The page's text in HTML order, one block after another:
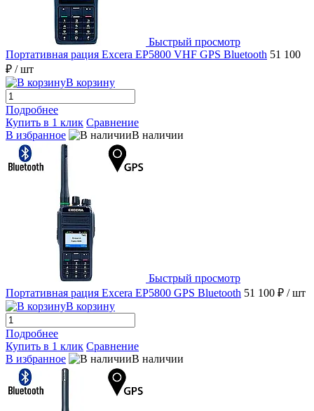
Быстрый просмотр
Портативная рация Excera EP5800 VHF GPS Bluetooth 51 100
₽ / шт
В корзину
Подробнее
Купить в 1 клик Сравнение
В избранное
В наличии
Быстрый просмотр
Портативная рация Excera EP5800 GPS Bluetooth 51 100 ₽ / шт
В корзину
Подробнее
Купить в 1 клик Сравнение
В избранное
В наличии